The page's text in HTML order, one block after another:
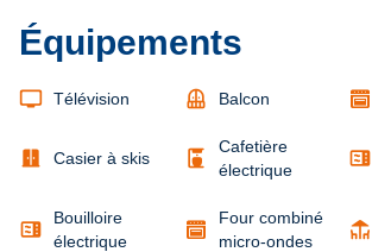
Équipements
tv Télévision balcony Balcon
door_sliding Casier à skis coffee_maker
Cafetière
électrique
microwave
microwave
Bouilloire
électrique
Four combiné
micro-ondes
deck